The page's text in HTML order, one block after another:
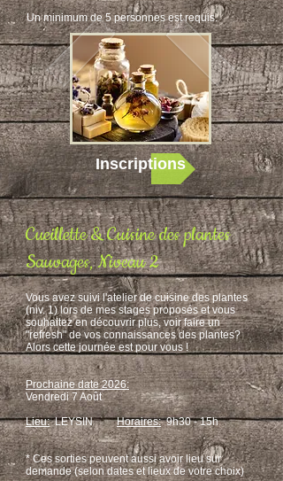
Un minimum de 5 personnes est requis.
Inscriptions
Cueillette & Cuisine des plantes
Sauvages, Niveau 2
Vous avez suivi l'atelier de cuisine des plantes
(niv. 1) lors de mes stages proposés et vous
souhaitez en découvrir plus, voir faire un
"refresh" de vos connaissances des plantes?
Alors cette journée est pour vous !
Prochaine date 2026:
Vendredi 7 Août
Lieu:LEYSINHoraires:9h30 - 15h
* Ces sorties peuvent aussi avoir lieu sur
demande (selon dates et lieux de votre choix)